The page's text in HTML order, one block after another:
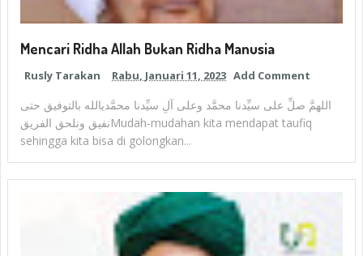
Mencari Ridha Allah Bukan Ridha Manusia
Rusly Tarakan Rabu, Januari 11, 2023 Add Comment
اللهمَّ صلِّ على سيِّدنا محمَّد وعلى آلِ سيِّدنا محمَّديالله بالتوفيق حتى
نفيق ونلحق الفريقMudah-mudahan kita mendapat taufiq
sehingga kita bisa di golongkan...